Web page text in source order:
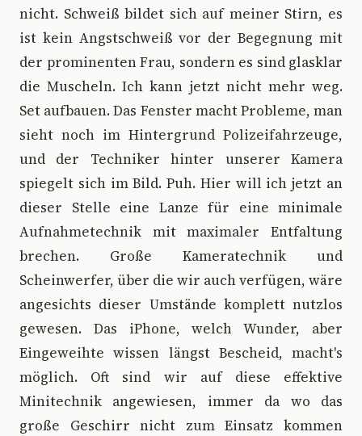
nicht. Schweiß bildet sich auf meiner Stirn, es
ist kein Angstschweiß vor der Begegnung mit
der prominenten Frau, sondern es sind glasklar
die Muscheln. Ich kann jetzt nicht mehr weg.
Set aufbauen. Das Fenster macht Probleme, man
sieht noch im Hintergrund Polizeifahrzeuge,
und der Techniker hinter unserer Kamera
spiegelt sich im Bild. Puh. Hier will ich jetzt an
dieser Stelle eine Lanze für eine minimale
Aufnahmetechnik mit maximaler Entfaltung
brechen. Große Kameratechnik und
Scheinwerfer, über die wir auch verfügen, wäre
angesichts dieser Umstände komplett nutzlos
gewesen. Das iPhone, welch Wunder, aber
Eingeweihte wissen längst Bescheid, macht's
möglich. Oft sind wir auf diese effektive
Minitechnik angewiesen, immer da wo das
große Geschirr nicht zum Einsatz kommen